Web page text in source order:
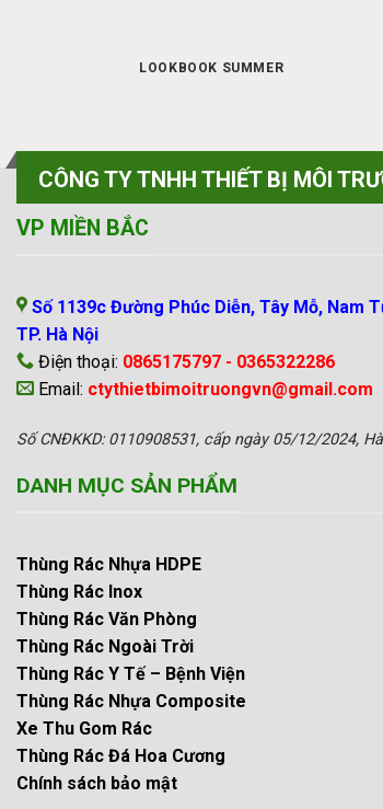
LOOKBOOK SUMMER
CÔNG TY TNHH THIẾT BỊ MÔI
VP MIỀN BẮC
Số 1139c Đường Phúc Diễn, Tây Mỗ, Nam
TP. Hà Nội
Điện thoại: 0865175797 - 0365322286
Email: ctythietbimoitruongvn@gmail.com
Số CNĐKKD: 0110908531, cấp ngày 05/12/2024,
DANH MỤC SẢN PHẨM
Thùng Rác Nhựa HDPE
Thùng Rác Inox
Thùng Rác Văn Phòng
Thùng Rác Ngoài Trời
Thùng Rác Y Tế – Bệnh Viện
Thùng Rác Nhựa Composite
Xe Thu Gom Rác
Thùng Rác Đá Hoa Cương
Chính sách bảo mật